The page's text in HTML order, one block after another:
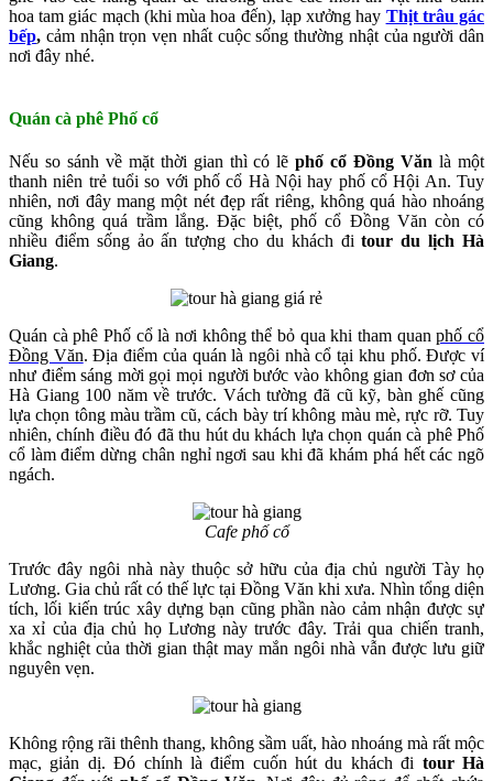
hoa tam giác mạch (khi mùa hoa đến), lạp xưởng hay Thịt trâu gác
bếp, cảm nhận trọn vẹn nhất cuộc sống thường nhật của người dân
nơi đây nhé.
Quán cà phê Phố cổ
Nếu so sánh về mặt thời gian thì có lẽ phố cổ Đồng Vănlà một
thanh niên trẻ tuổi so với phố cổ Hà Nội hay phố cổ Hội An. Tuy
nhiên, nơi đây mang một nét đẹp rất riêng, không quá hào nhoáng
cũng không quá trầm lắng. Đặc biệt, phố cổ Đồng Văn còn có
nhiều điểm sống ảo ấn tượng cho du khách đitour du lịch Hà
Giang.
Quán cà phê Phố cổ là nơi không thể bỏ qua khi tham quanphố cổ
Đồng Văn. Địa điểm của quán là ngôi nhà cổ tại khu phố. Được ví
như điểm sáng mời gọi mọi người bước vào không gian đơn sơ của
Hà Giang 100 năm về trước. Vách tường đã cũ kỹ, bàn ghế cũng
lựa chọn tông màu trầm cũ, cách bày trí không màu mè, rực rỡ. Tuy
nhiên, chính điều đó đã thu hút du khách lựa chọn quán cà phê Phố
cổ làm điểm dừng chân nghỉ ngơi sau khi đã khám phá hết các ngõ
ngách.
Cafe phố cổ
Trước đây ngôi nhà này thuộc sở hữu của địa chủ người Tày họ
Lương. Gia chủ rất có thế lực tại Đồng Văn khi xưa. Nhìn tổng diện
tích, lối kiến trúc xây dựng bạn cũng phần nào cảm nhận được sự
xa xỉ của địa chủ họ Lương này trước đây. Trải qua chiến tranh,
khắc nghiệt của thời gian thật may mắn ngôi nhà vẫn được lưu giữ
nguyên vẹn.
Không rộng rãi thênh thang, không sầm uất, hào nhoáng mà rất mộc
mạc, giản dị. Đó chính là điểm cuốn hút du khách đi tour Hà